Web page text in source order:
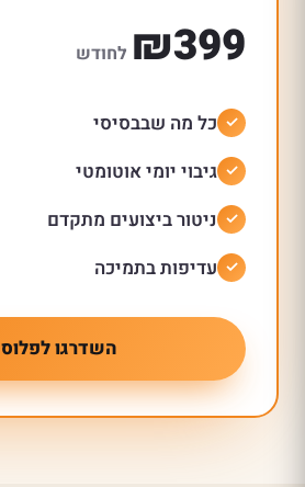
₪399 לחודש
כל מה שבבסיסי
גיבוי יומי אוטומטי
ניטור ביצועים מתקדם
עדיפות בתמיכה
השדרגו לפלוס